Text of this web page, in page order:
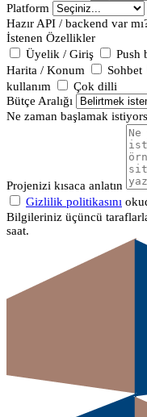
Platform
Hazır API / backend var
İstenen Özellikler
Üyelik / Giriş
Push
Harita / Konum
Sohbet
kullanım
Çok dilli
Bütçe Aralığı
Ne zaman başlamak
Projenizi kısaca anlatın
Gizlilik politikasını
Bilgileriniz üçüncü
saat.